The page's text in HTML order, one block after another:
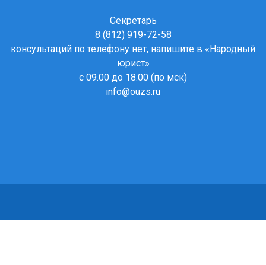
Секретарь
8 (812) 919-72-58
консультаций по телефону нет, напишите в «Народный
юрист»
с 09.00 до 18.00 (по мск)
info@ouzs.ru